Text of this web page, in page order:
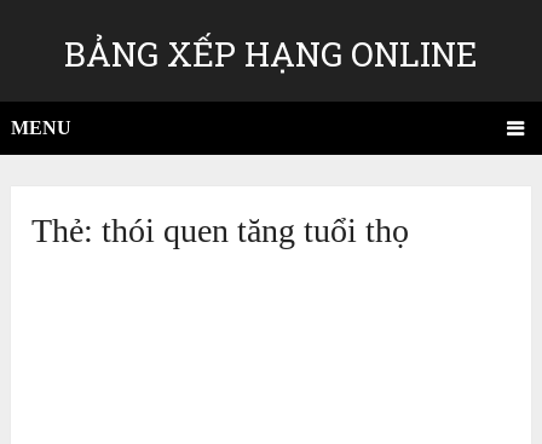
BẢNG XẾP HẠNG ONLINE
MENU
Thẻ:thói quen tăng tuổi thọ